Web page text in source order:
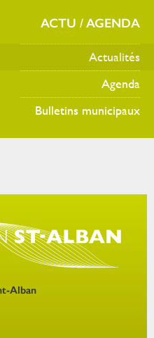
ACTU / AGENDA
Actualités
Agenda
Bulletins municipaux
Alban